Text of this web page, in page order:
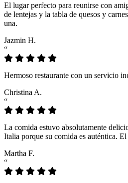
El lugar perfecto para reunirse con
de lentejas y la tabla de quesos y
una.
Jazmin H.
“
Hermoso restaurante con un servicio
Christina A.
“
La comida estuvo absolutamente
Italia porque su comida es auténtica.
Martha F.
“